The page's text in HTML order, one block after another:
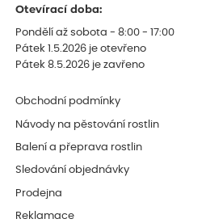
Otevírací doba:
Pondělí až sobota - 8:00 - 17:00
Pátek 1.5.2026 je otevřeno
Pátek 8.5.2026 je zavřeno
Obchodní podmínky
Návody na pěstování rostlin
Balení a přeprava rostlin
Sledování objednávky
Prodejna
Reklamace